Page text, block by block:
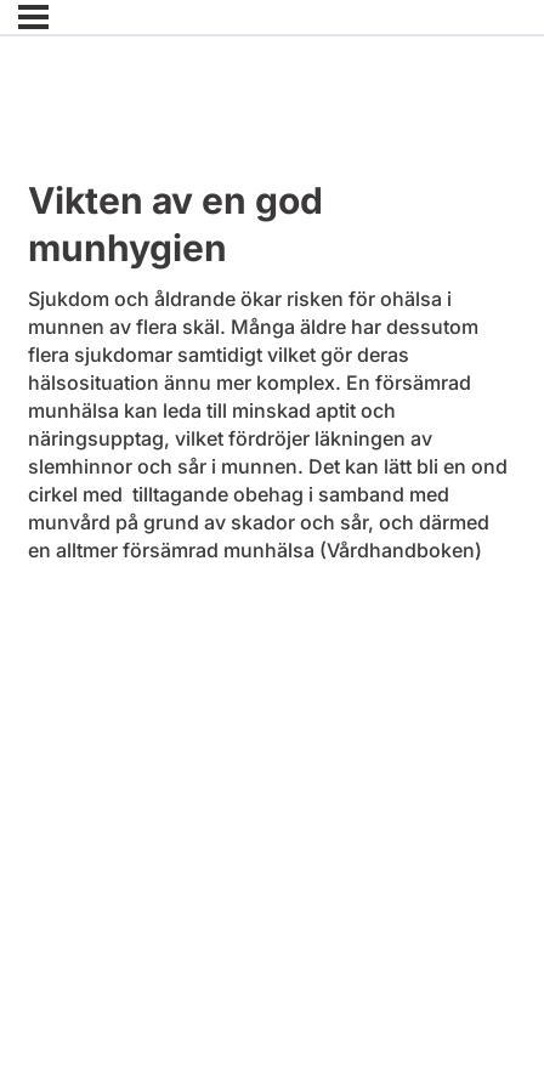
Vikten av en god
munhygien
Sjukdom och åldrande ökar risken för ohälsa i
munnen av flera skäl. Många äldre har dessutom
flera sjukdomar samtidigt vilket gör deras
hälsosituation ännu mer komplex. En försämrad
munhälsa kan leda till minskad aptit och
näringsupptag, vilket fördröjer läkningen av
slemhinnor och sår i munnen. Det kan lätt bli en ond
cirkel med tilltagande obehag i samband med
munvård på grund av skador och sår, och därmed
en alltmer försämrad munhälsa (Vårdhandboken)